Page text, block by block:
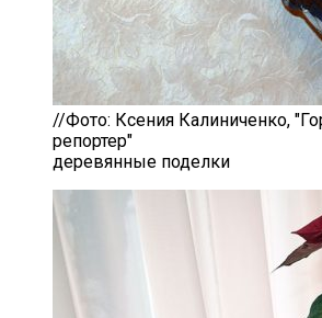
//Фото: Ксения Калиниченко,
репортер"
деревянные поделки